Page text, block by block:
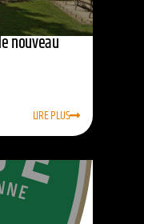
nouveau
LIRE PLUS